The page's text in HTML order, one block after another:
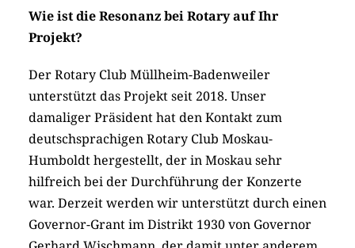
Wie ist die Resonanz bei Rotary auf Ihr
Projekt?
Der Rotary Club Müllheim-Badenweiler
unterstützt das Projekt seit 2018. Unser
damaliger Präsident hat den Kontakt zum
deutschsprachigen Rotary Club Moskau-
Humboldt hergestellt, der in Moskau sehr
hilfreich bei der Durchführung der Konzerte
war. Derzeit werden wir unterstützt durch einen
Governor-Grant im Distrikt 1930 von Governor